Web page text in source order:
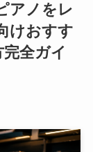
アノをレ
けおすす
全ガイ